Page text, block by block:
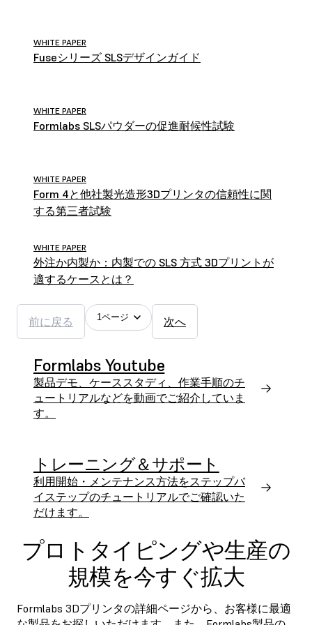
WHITE PAPER
Fuseシリーズ SLSデザインガイド
WHITE PAPER
Formlabs SLSパウダーの促進耐候性試験
WHITE PAPER
Form 4と他社製光造形3Dプリンタの信頼性に関
する第三者試験
WHITE PAPER
外注か内製か：内製での SLS 方式 3Dプリントが
適するケースとは？
前に戻る 1ページ 次へ
Formlabs Youtube
製品デモ、ケーススタディ、作業手順のチ
ュートリアルなどを動画でご紹介していま
す。
トレーニング＆サポート
利用開始・メンテナンス方法をステップバ
イステップのチュートリアルでご確認いた
だけます。
プロトタイピングや生産の
規模を今すぐ拡大
Formlabs 3Dプリンタの詳細ページから、お客様に最適